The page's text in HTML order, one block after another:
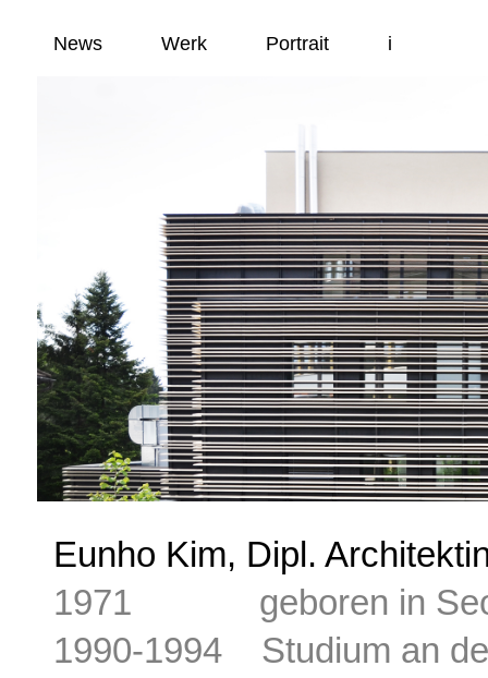
News Werk Portrait i
Eunho Kim, Dipl.
1971 geboren in
1990-1994 Studium an